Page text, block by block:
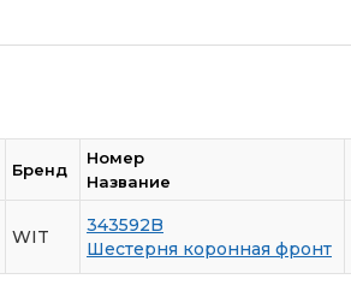
Бренд
Номер
Название
WIT
343592B
Шестерня коронная фронт